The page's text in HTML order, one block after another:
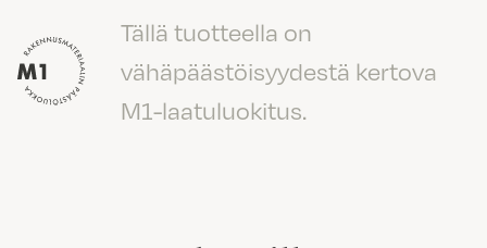
Tällä tuotteella on
vähäpäästöisyydestä kertova
M1-laatuluokitus.